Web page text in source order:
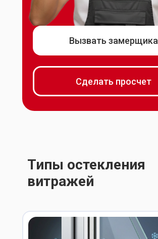
Вызвать замерщика
Сделать просчет
Типы остекления
витражей